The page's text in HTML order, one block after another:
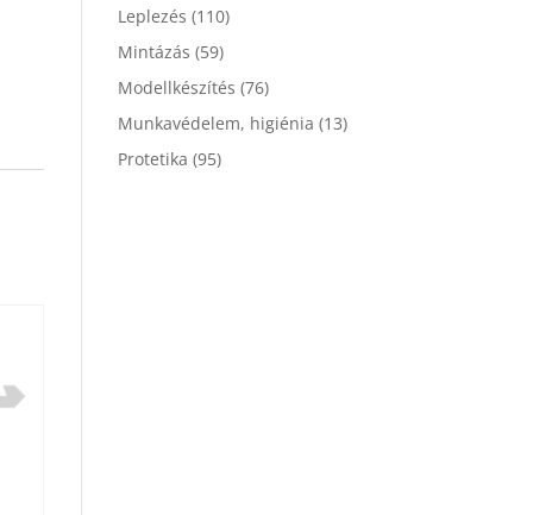
Leplezés (110)
Mintázás (59)
Modellkészítés (76)
Munkavédelem, higiénia (13)
Protetika (95)